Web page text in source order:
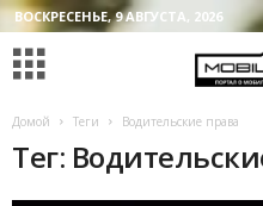
ВОСКРЕСЕНЬЕ, 9 АВГУСТА, 2026
Домой Теги Водительские права
Тег: